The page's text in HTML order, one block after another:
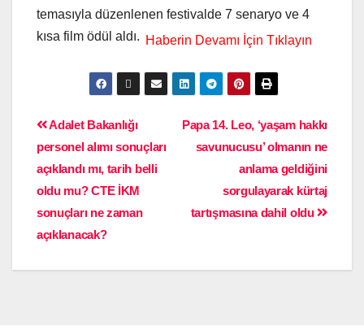
temasıyla düzenlenen festivalde 7 senaryo ve 4
kısa film ödül aldı.
Papa 14. Leo, ‘yaşam hakkı
savunucusu’ olmanın ne
anlama geldiğini
sorgulayarak kürtaj
tartışmasına dahil oldu
Adalet Bakanlığı
personel alımı sonuçları
açıklandı mı, tarih belli
oldu mu? CTE İKM
sonuçları ne zaman
açıklanacak?